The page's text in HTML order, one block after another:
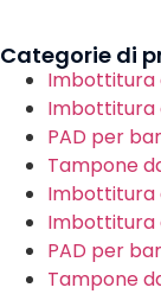
Categorie di
Imbottitura
Imbottitura
PAD per
Tampone
Imbottitura
Imbottitura
PAD per
Tampone